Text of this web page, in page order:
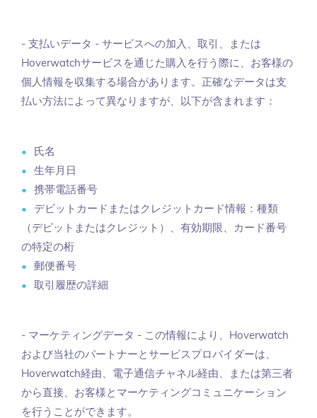
- 支払いデータ - サービスへの加入、取引、または
Hoverwatchサービスを通じた購入を行う際に、お客様の
個人情報を収集する場合があります。正確なデータは支
払い方法によって異なりますが、以下が含まれます：
氏名
生年月日
携帯電話番号
デビットカードまたはクレジットカード情報：種類
（デビットまたはクレジット）、有効期限、カード番号
の特定の桁
郵便番号
取引履歴の詳細
- マーケティングデータ - この情報により、Hoverwatch
および当社のパートナーとサービスプロバイダーは、
Hoverwatch経由、電子通信チャネル経由、または第三者
から直接、お客様とマーケティングコミュニケーション
を行うことができます。